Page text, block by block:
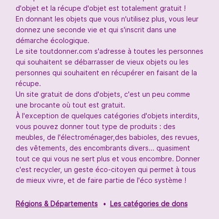
d'objet et la récupe d'objet est totalement gratuit !
En donnant les objets que vous n'utilisez plus, vous leur
donnez une seconde vie et qui s'inscrit dans une
démarche écologique.
Le site toutdonner.com s'adresse à toutes les personnes
qui souhaitent se débarrasser de vieux objets ou les
personnes qui souhaitent en récupérer en faisant de la
récupe.
Un site gratuit de dons d'objets, c'est un peu comme
une brocante où tout est gratuit.
À l'exception de quelques catégories d'objets interdits,
vous pouvez donner tout type de produits : des
meubles, de l'électroménager,des babioles, des revues,
des vêtements, des encombrants divers... quasiment
tout ce qui vous ne sert plus et vous encombre. Donner
c'est recycler, un geste éco-citoyen qui permet à tous
de mieux vivre, et de faire partie de l'éco système !
Régions & Départements Les catégories de dons